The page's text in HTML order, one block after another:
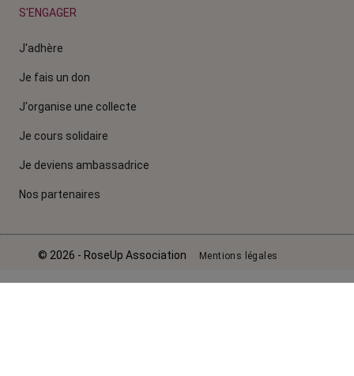
S'ENGAGER
J'adhère
Je fais un don
J'organise une collecte
Je cours solidaire
Je deviens ambassadrice
Nos partenaires
© 2026 - RoseUp Association Mentions légales